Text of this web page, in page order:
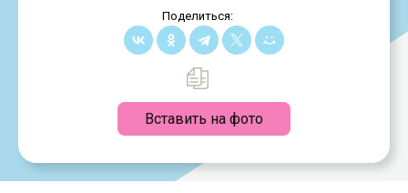
Поделиться:
Вставить на фото